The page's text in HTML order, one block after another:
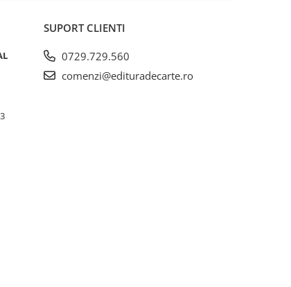
SUPORT CLIENTI
0729.729.560
comenzi@edituradecarte.ro